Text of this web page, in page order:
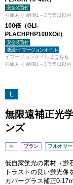
安全装置付
在庫あり 納期1～3営業日以内
100倍（GLI-
PLACHPHP100XOil）
安全装置付
液浸･イマージョンオイル
イマージョンオイルはこちら
在庫あり 納期1～3営業日以内
L
無限遠補正光
ンズ
∞ プラン フルオリー
低自家蛍光の素材（蛍
トラストの良い蛍光像
カバーグラス補正